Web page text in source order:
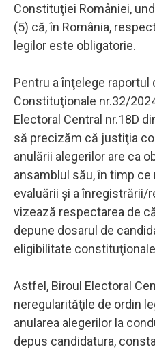
Constituţiei României,
(5) că, în România,
legilor este obligatorie.
Pentru a înţelege raportul
Constituţionale nr.32/
Electoral Central nr.18D
să precizăm că justiţia
anulării alegerilor are ca
ansamblul său, în timp
evaluării şi a înregistrării/
vizează respectarea de
depune dosarul de
eligibilitate
Astfel, Biroul Electoral
neregularităţile de ordin
anularea alegerilor la
depus candidatura,